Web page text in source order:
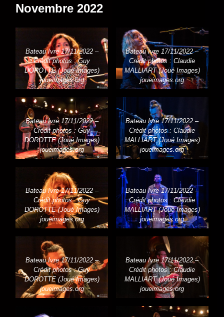
Novembre 2022
Bateau Ivre 17/11/2022 –
Crédit photos : Guy
DOROTTE (Joué Images)
joueimages.org
Bateau Ivre 17/11/2022 –
Crédit photos : Guy
DOROTTE (Joué Images)
joueimages.org
Bateau Ivre 17/11/2022 –
Crédit photos : Guy
DOROTTE (Joué Images)
joueimages.org
Bateau Ivre 17/11/2022 –
Crédit photos : Guy
DOROTTE (Joué Images)
joueimages.org
Bateau Ivre 17/11/2022 –
Crédit photos : Claudie
MALLIART (Joué Images)
joueimages.org
Bateau Ivre 17/11/2022 –
Crédit photos : Claudie
MALLIART (Joué Images)
joueimages.org
Bateau Ivre 17/11/2022 –
Crédit photos : Claudie
MALLIART (Joué Images)
joueimages.org
Bateau Ivre 17/11/2022 –
Crédit photos : Claudie
MALLIART (Joué Images)
joueimages.org